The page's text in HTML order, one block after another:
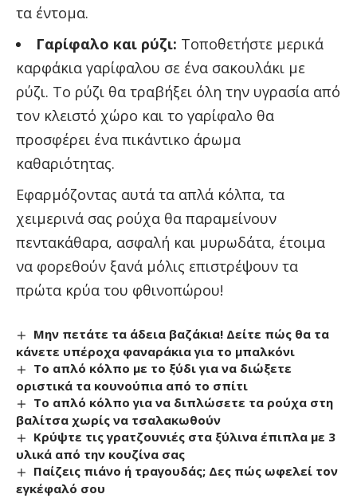
τα έντομα.
Γαρίφαλο και ρύζι: Τοποθετήστε μερικά
καρφάκια γαρίφαλου σε ένα σακουλάκι με
ρύζι. Το ρύζι θα τραβήξει όλη την υγρασία από
τον κλειστό χώρο και το γαρίφαλο θα
προσφέρει ένα πικάντικο άρωμα
καθαριότητας.
Εφαρμόζοντας αυτά τα απλά κόλπα, τα
χειμερινά σας ρούχα θα παραμείνουν
πεντακάθαρα, ασφαλή και μυρωδάτα, έτοιμα
να φορεθούν ξανά μόλις επιστρέψουν τα
πρώτα κρύα του φθινοπώρου!
Μην πετάτε τα άδεια βαζάκια! Δείτε πώς θα τα
κάνετε υπέροχα φαναράκια για το μπαλκόνι
Το απλό κόλπο με το ξύδι για να διώξετε
οριστικά τα κουνούπια από το σπίτι
Το απλό κόλπο για να διπλώσετε τα ρούχα στη
βαλίτσα χωρίς να τσαλακωθούν
Κρύψτε τις γρατζουνιές στα ξύλινα έπιπλα με 3
υλικά από την κουζίνα σας
Παίζεις πιάνο ή τραγουδάς; Δες πώς ωφελεί τον
εγκέφαλό σου